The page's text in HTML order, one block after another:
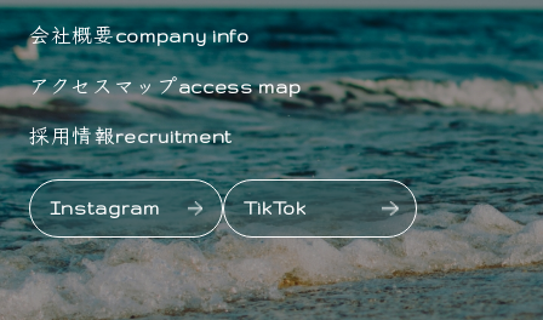
会社概要company info
アクセスマップaccess map
採用情報recruitment
Instagram TikTok